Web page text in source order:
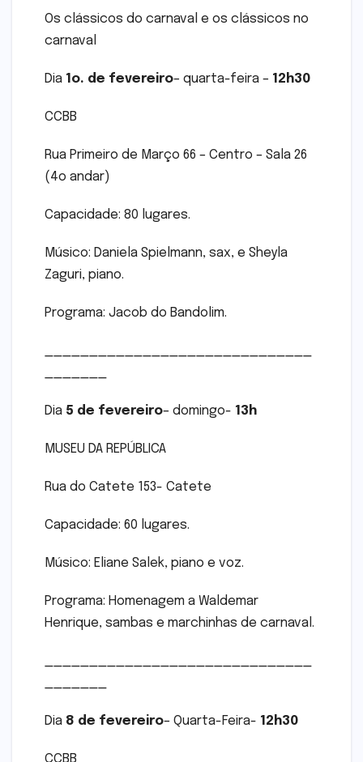
Os clássicos do carnaval e os clássicos no
carnaval
Dia 1o. de fevereiro– quarta-feira – 12h30
CCBB
Rua Primeiro de Março 66 – Centro – Sala 26
(4o andar)
Capacidade: 80 lugares.
Músico: Daniela Spielmann, sax, e Sheyla
Zaguri, piano.
Programa: Jacob do Bandolim.
Dia 5 de fevereiro– domingo- 13h
MUSEU DA REPÚBLICA
Rua do Catete 153- Catete
Capacidade: 60 lugares.
Músico: Eliane Salek, piano e voz.
Programa: Homenagem a Waldemar
Henrique, sambas e marchinhas de carnaval.
Dia 8 de fevereiro– Quarta-Feira- 12h30
CCBB